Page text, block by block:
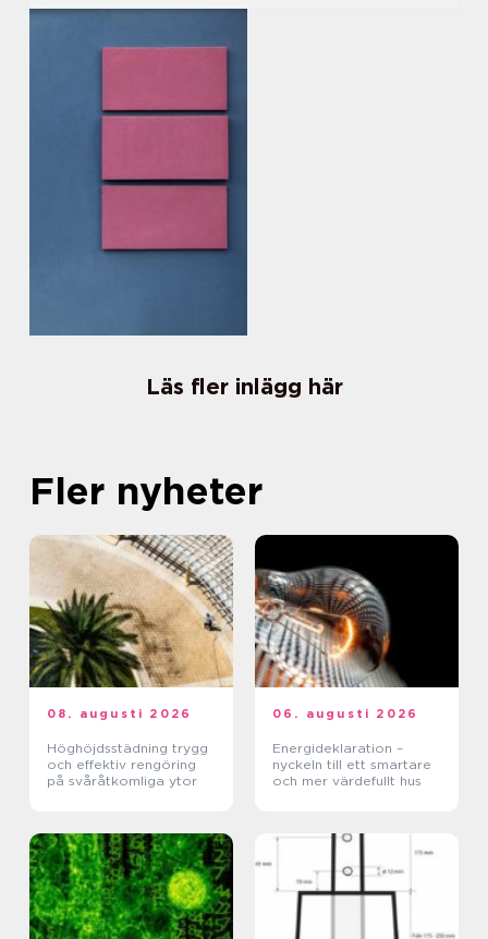
Läs fler inlägg här
Fler nyheter
08. augusti 2026
Höghöjdsstädning trygg
och effektiv rengöring
på svåråtkomliga ytor
06. augusti 2026
Energideklaration –
nyckeln till ett smartare
och mer värdefullt hus